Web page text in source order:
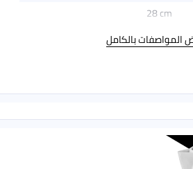
28 cm
المواصفات بالكامل